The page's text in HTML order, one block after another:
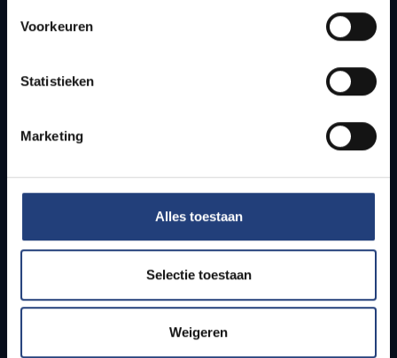
Voorkeuren
Statistieken
Marketing
Alles toestaan
Selectie toestaan
Weigeren
Bereikbaarheid
Studenten
PhD-studenten
Leerkrachten en secundaire scholen